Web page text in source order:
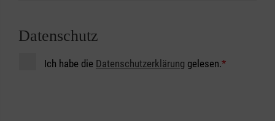
Datenschutz
Ich habe die Datenschutzerklärung gelesen.*